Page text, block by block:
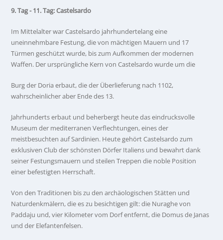
9. Tag - 11. Tag: Castelsardo
Im Mittelalter war Castelsardo jahrhundertelang eine
uneinnehmbare Festung, die von mächtigen Mauern und 17
Türmen geschützt wurde, bis zum Aufkommen der modernen
Waffen. Der ursprüngliche Kern von Castelsardo wurde um die
Burg der Doria erbaut, die der Überlieferung nach 1102,
wahrscheinlicher aber Ende des 13.
Jahrhunderts erbaut und beherbergt heute das eindrucksvolle
Museum der mediterranen Verflechtungen, eines der
meistbesuchten auf Sardinien. Heute gehört Castelsardo zum
exklusiven Club der schönsten Dörfer Italiens und bewahrt dank
seiner Festungsmauern und steilen Treppen die noble Position
einer befestigten Herrschaft.
Von den Traditionen bis zu den archäologischen Stätten und
Naturdenkmälern, die es zu besichtigen gilt: die Nuraghe von
Paddaju und, vier Kilometer vom Dorf entfernt, die Domus de Janas
und der Elefantenfelsen.